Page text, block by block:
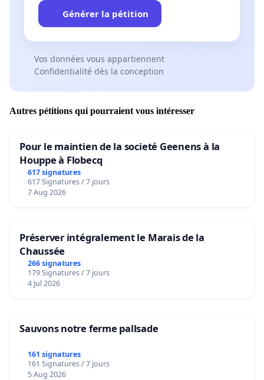
Générer la pétition
Vos données vous appartiennent
Confidentialité dès la conception
Autres pétitions qui pourraient vous intéresser
Pour le maintien de la societé Geenens à la
Houppe à Flobecq
617 signatures
617 Signatures / 7 jours
7 Aug 2026
Préserver intégralement le Marais de la
Chaussée
266 signatures
179 Signatures / 7 jours
4 Jul 2026
Sauvons notre ferme pallsade
161 signatures
161 Signatures / 7 jours
5 Aug 2026